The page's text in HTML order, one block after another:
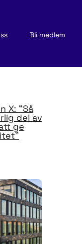
Bli medlem
och publikationer
X: “Så
del av
ge